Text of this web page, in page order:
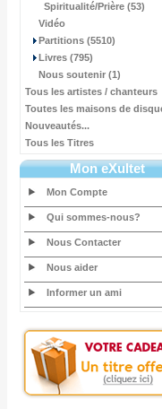
Spiritualité/Prière (53)
Vidéo
Partitions (5510)
Livres (795)
Nous soutenir (1)
Tous les artistes / chanteurs
Toutes les maisons de
Nouveautés...
Tous les Titres
Mon eXultet
Mon Compte
Qui sommes-nous?
Nous Contacter
Nous aider
Informer un ami